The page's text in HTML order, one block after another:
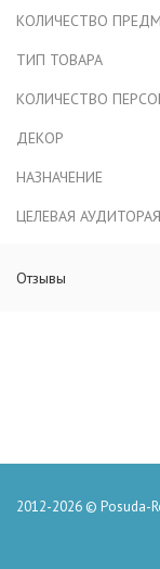
КОЛИЧЕСТВО
ТИП ТОВАРА
КОЛИЧЕСТВО
ДЕКОР
НАЗНАЧЕНИЕ
ЦЕЛЕВАЯ АУДИТОРАЯ
Отзывы
2012-2026 © Posuda-